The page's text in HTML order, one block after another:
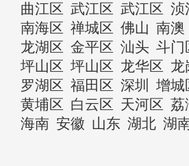
曲江区 武江区 武江区 浈
南海区 禅城区 佛山 南澳
龙湖区 金平区 汕头 斗门
坪山区 坪山区 龙华区 龙
罗湖区 福田区 深圳 增城
黄埔区 白云区 天河区 荔
海南 安徽 山东 湖北 湖